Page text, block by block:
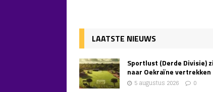
LAATSTE NIEUWS
Sportlust (Derde Divisie)
naar Oekraïne vertrekken
5 augustus 2026 0